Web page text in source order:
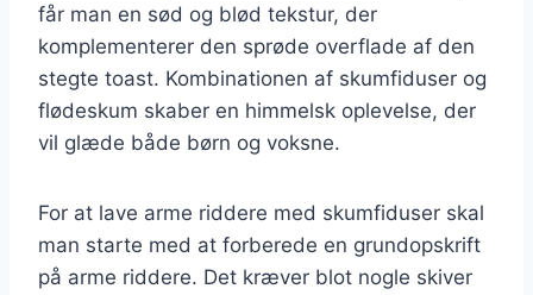
får man en sød og blød tekstur, der
komplementerer den sprøde overflade af den
stegte toast. Kombinationen af skumfiduser og
flødeskum skaber en himmelsk oplevelse, der
vil glæde både børn og voksne.
For at lave arme riddere med skumfiduser skal
man starte med at forberede en grundopskrift
på arme riddere. Det kræver blot nogle skiver